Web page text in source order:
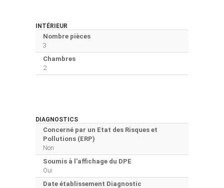
INTÉRIEUR
Nombre pièces
3
Chambres
2
DIAGNOSTICS
Concerné par un Etat des Risques et
Pollutions (ERP)
Non
Soumis à l'affichage du DPE
Oui
Date établissement Diagnostic